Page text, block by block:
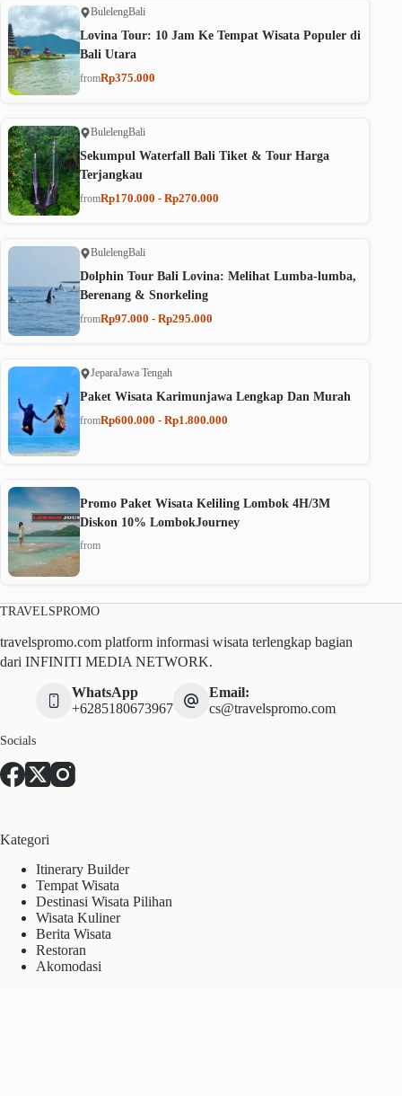
BulelengBali
Lovina Tour: 10 Jam Ke Tempat Wisata Populer di
Bali Utara
fromRp375.000
BulelengBali
Sekumpul Waterfall Bali Tiket & Tour Harga
Terjangkau
fromRp170.000 - Rp270.000
BulelengBali
Dolphin Tour Bali Lovina: Melihat Lumba-lumba,
Berenang & Snorkeling
fromRp97.000 - Rp295.000
JeparaJawa Tengah
Paket Wisata Karimunjawa Lengkap Dan Murah
fromRp600.000 - Rp1.800.000
Promo Paket Wisata Keliling Lombok 4H/3M
Diskon 10% LombokJourney
from
TRAVELSPROMO
travelspromo.com platform informasi wisata terlengkap bagian
dari INFINITI MEDIA NETWORK.
WhatsApp
+6285180673967
Email:
cs@travelspromo.com
Socials
Kategori
Itinerary Builder
Tempat Wisata
Destinasi Wisata Pilihan
Wisata Kuliner
Berita Wisata
Restoran
Akomodasi